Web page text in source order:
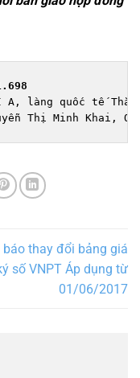
Thị Minh Khai,
báo thay đổi bảng giá
số VNPT Áp dụng từ
01/06/2017